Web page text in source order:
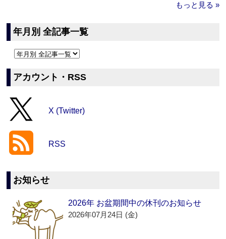
もっと見る »
年月別 全記事一覧
アカウント・RSS
X (Twitter)
RSS
お知らせ
2026年 お盆期間中の休刊のお知らせ
2026年07月24日 (金)